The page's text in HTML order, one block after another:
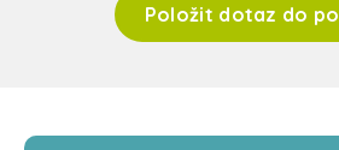
Položit dotaz do